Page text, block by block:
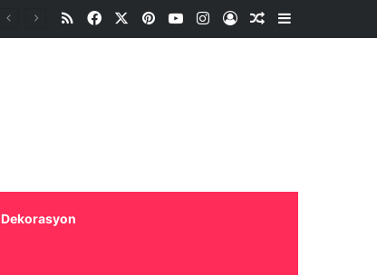
RSSFacebookPinterestYouTubeInstagramOturum aç
Rastgele Makale
Kenar
Dekorasyon